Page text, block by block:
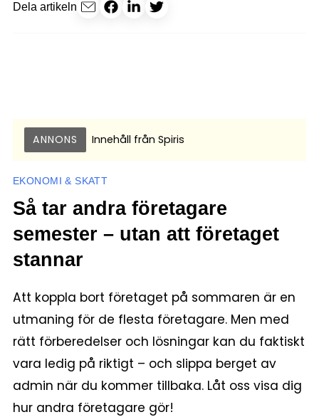
Dela artikeln
ANNONS Innehåll från Spiris
EKONOMI & SKATT
Så tar andra företagare
semester – utan att företaget
stannar
Att koppla bort företaget på sommaren är en
utmaning för de flesta företagare. Men med
rätt förberedelser och lösningar kan du faktiskt
vara ledig på riktigt – och slippa berget av
admin när du kommer tillbaka. Låt oss visa dig
hur andra företagare gör!